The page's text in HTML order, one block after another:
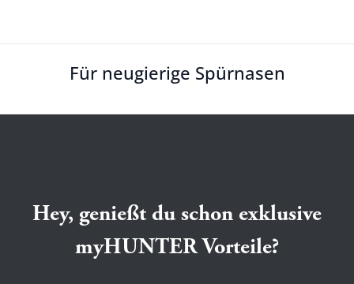
Für neugierige Spürnasen
Hey, genießt du schon exklusive
myHUNTER Vorteile?